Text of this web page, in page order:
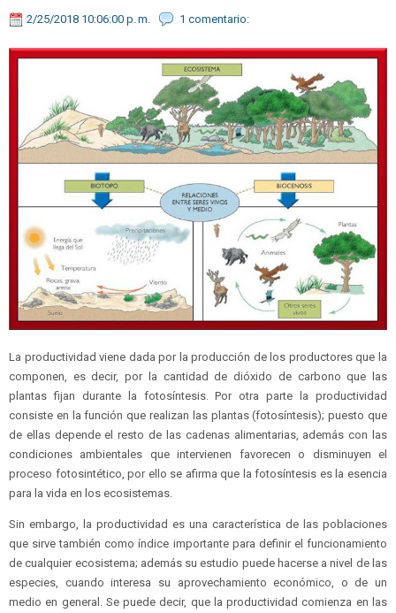
2/25/2018 10:06:00 p. m. 1 comentario:
La productividad viene dada por la producción de los productores que la
componen, es decir, por la cantidad de dióxido de carbono que las
plantas fijan durante la fotosíntesis. Por otra parte la productividad
consiste en la función que realizan las plantas (fotosíntesis); puesto que
de ellas depende el resto de las cadenas alimentarias, además con las
condiciones ambientales que intervienen favorecen o disminuyen el
proceso fotosintético, por ello se afirma que la fotosíntesis es la esencia
para la vida en los ecosistemas.
Sin embargo, la productividad es una característica de las poblaciones
que sirve también como índice importante para definir el funcionamiento
de cualquier ecosistema; además su estudio puede hacerse a nivel de las
especies, cuando interesa su aprovechamiento económico, o de un
medio en general. Se puede decir, que la productividad comienza en las